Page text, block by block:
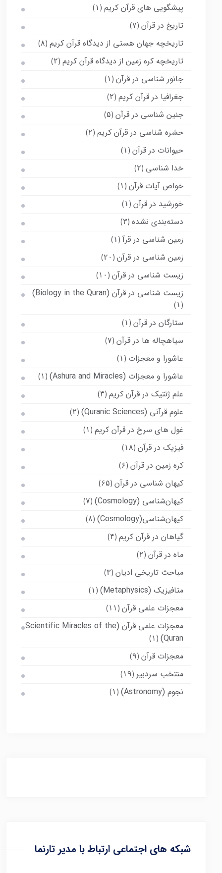
پیشگویی های قرآن کریم (۱)
تاریخ در قرآن (۷)
تاریخچه جهان هستی از دیدگاه قرآن کریم (۸)
تاریخچه کره زمین از دیدگاه قرآن کریم (۲)
جانور شناسی در قرآن (۱)
جغرافیا در قرآن کریم (۲)
جنین شناسی در قرآن (۵)
حشره شناسی در قرآن کریم (۲)
حیوانات در قرآن (۱)
خدا شناسی (۲)
خواص آیات قرآن (۱)
خورشید در قرآن (۱)
دسته‌بندی نشده (۳)
زمین شناسی در قرآ (۱)
زمین شناسی در قرآن (۲۰)
زیست شناسی در قرآن (۱۰)
زیست شناسی در قرآن (Biology in the Quran)
(۱)
ستارگان در قرآن (۱)
سیاهچاله ها در قرآن (۷)
عاشورا و معجزات (۱)
عاشورا و معجزات (Ashura and Miracles) (۱)
علم ژنتیک در قرآن کریم (۳)
علوم قرآنی (Quranic Sciences) (۲)
غول های سرخ در قرآن کریم (۱)
فیزیک در قرآن (۱۸)
کره زمین در قرآن (۶)
کیهان شناسی در قرآن (۶۵)
کیهان‌شناسی (Cosmology) (۷)
کیهان‌شناسی(Cosmology) (۸)
گیاهان در قرآن کریم (۴)
ماه در قرآن (۲)
مباحث تاریخی ادیان (۳)
متافیزیک (Metaphysics) (۱)
معجزات علمی قرآن (۱۱)
معجزات علمی قرآن (Scientific Miracles of the
Quran)
(۱)
معجزات قرآن (۹)
منتخب سردبیر (۱۹)
نجوم (Astronomy) (۱)
شبکه های اجتماعی ارتباط با مدیر تارنما